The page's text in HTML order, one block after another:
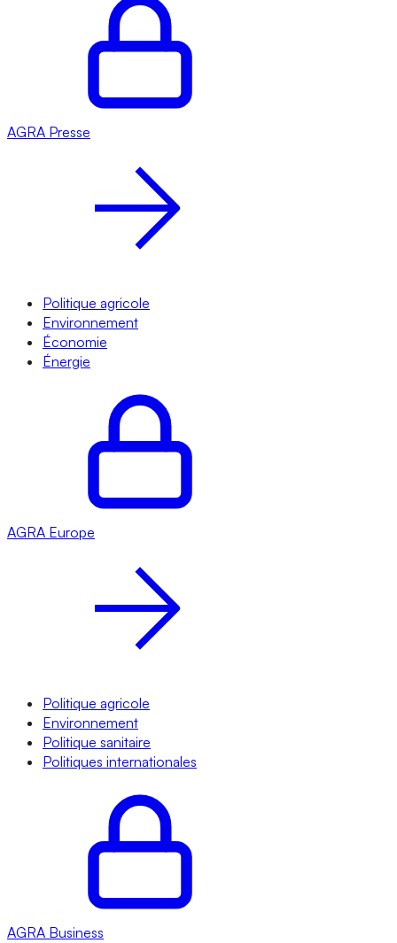
AGRA Presse
Politique agricole
Environnement
Économie
Énergie
AGRA Europe
Politique agricole
Environnement
Politique sanitaire
Politiques internationales
AGRA Business